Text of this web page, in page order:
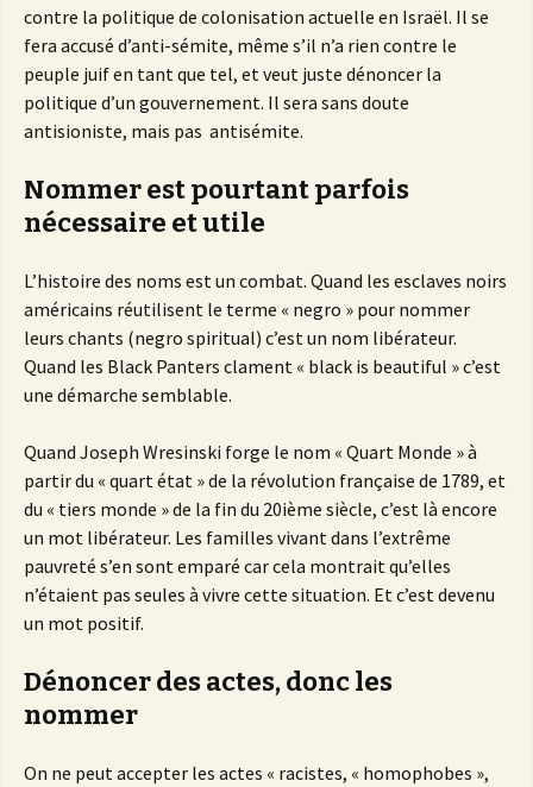
contre la politique de colonisation actuelle en Israël. Il se
fera accusé d’anti-sémite, même s’il n’a rien contre le
peuple juif en tant que tel, et veut juste dénoncer la
politique d’un gouvernement. Il sera sans doute
antisioniste, mais pas antisémite.
Nommer est pourtant parfois
nécessaire et utile
L’histoire des noms est un combat. Quand les esclaves noirs
américains réutilisent le terme « negro » pour nommer
leurs chants (negro spiritual) c’est un nom libérateur.
Quand les Black Panters clament « black is beautiful » c’est
une démarche semblable.
Quand Joseph Wresinski forge le nom « Quart Monde » à
partir du « quart état » de la révolution française de 1789, et
du « tiers monde » de la fin du 20ième siècle, c’est là encore
un mot libérateur. Les familles vivant dans l’extrême
pauvreté s’en sont emparé car cela montrait qu’elles
n’étaient pas seules à vivre cette situation. Et c’est devenu
un mot positif.
Dénoncer des actes, donc les
nommer
On ne peut accepter les actes « racistes, « homophobes »,